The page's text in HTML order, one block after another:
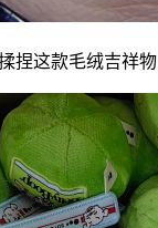
捏这款毛绒吉祥物